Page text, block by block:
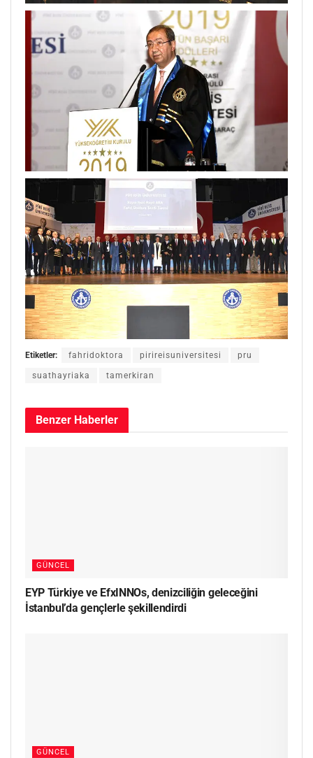
Etiketler: fahridoktora pirireisuniversitesi pru
suathayriaka tamerkiran
Benzer Haberler
GÜNCEL
EYP Türkiye ve EfxINNOs, denizciliğin geleceğini
İstanbul’da gençlerle şekillendirdi
GÜNCEL